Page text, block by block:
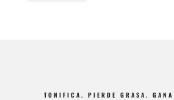
TONIFICA. PIERDE GRASA. GANA